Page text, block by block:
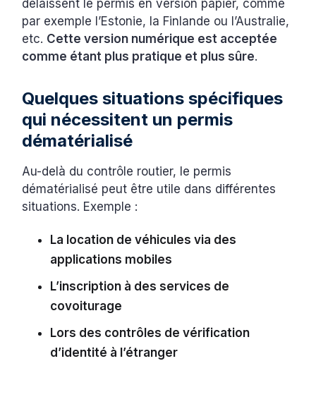
délaissent le permis en version papier, comme
par exemple l’Estonie, la Finlande ou l’Australie,
etc. Cette version numérique est acceptée
comme étant plus pratique et plus sûre.
Quelques situations spécifiques
qui nécessitent un permis
dématérialisé
Au-delà du contrôle routier, le permis
dématérialisé peut être utile dans différentes
situations. Exemple :
La location de véhicules via des
applications mobiles
L’inscription à des services de
covoiturage
Lors des contrôles de vérification
d’identité à l’étranger